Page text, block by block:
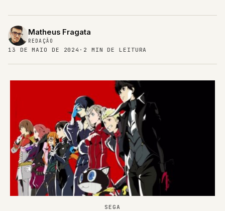
Matheus Fragata
REDAÇÃO
13 DE MAIO DE 2024 · 2 MIN DE LEITURA
SEGA